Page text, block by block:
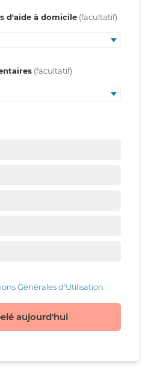
d'aide à domicile
Générales d'Utilisation
aujourd'hui